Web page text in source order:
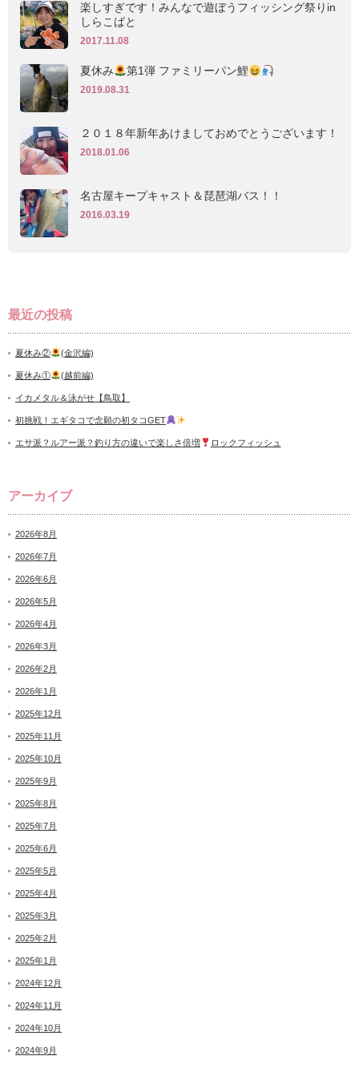
楽しすぎです！みんなで遊ぼうフィッシング祭りin
しらこばと
2017.11.08
夏休み 第1弾 ファミリーパン鯉
2019.08.31
２０１８年新年あけましておめでとうございます！
2018.01.06
名古屋キープキャスト＆琵琶湖バス！！
2016.03.19
最近の投稿
夏休み② (金沢編)
夏休み① (越前編)
イカメタル＆泳がせ【鳥取】
初挑戦！エギタコで念願の初タコGET
エサ派？ルアー派？釣り方の違いで楽しさ倍増 ロックフィッシュ
アーカイブ
2026年8月
2026年7月
2026年6月
2026年5月
2026年4月
2026年3月
2026年2月
2026年1月
2025年12月
2025年11月
2025年10月
2025年9月
2025年8月
2025年7月
2025年6月
2025年5月
2025年4月
2025年3月
2025年2月
2025年1月
2024年12月
2024年11月
2024年10月
2024年9月